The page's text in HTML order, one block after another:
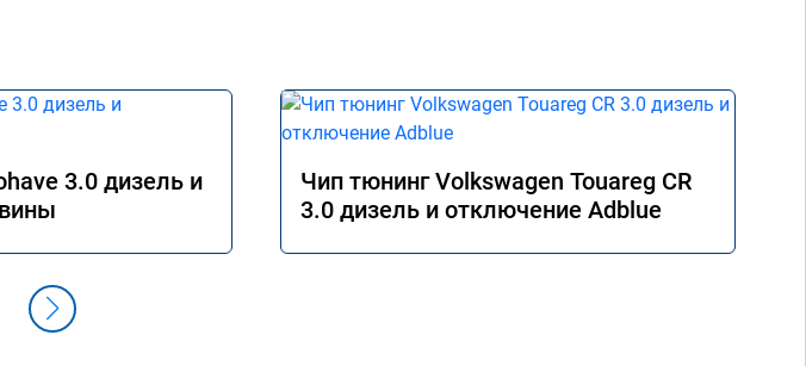
3.0 дизель и
Чип тюнинг Volkswagen Touareg CR
3.0 дизель и отключение Adblue